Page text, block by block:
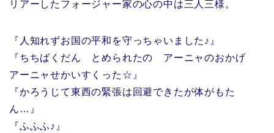
リアーしたフォージャー家の心の中は三人三様。
『人知れずお国の平和を守っちゃいました♪』
『ちちばくだん とめられたの アーニャのおかげ
アーニャせかいすくった☆』
『かろうじて東西の緊張は回避できたが体がもた
ん…』
『ふふふ♪』